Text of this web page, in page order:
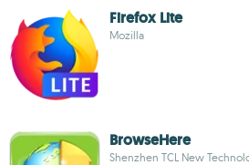
Firefox Lite
Mozilla
BrowseHere
Shenzhen TCL New